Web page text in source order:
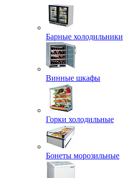
Барные холодильники
Винные шкафы
Горки холодильные
Бонеты морозильные